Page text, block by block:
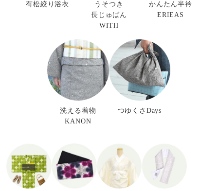
有松絞り浴衣
うそつき
長じゅばん
WITH
かんたん半衿
ERIEAS
洗える着物
KANON
つゆくさDays